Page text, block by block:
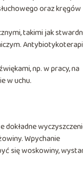
oraz kręgów
takimi jak
np. w pracy, na
w uchu.
dokładne
Wpychanie
się woskowiny,